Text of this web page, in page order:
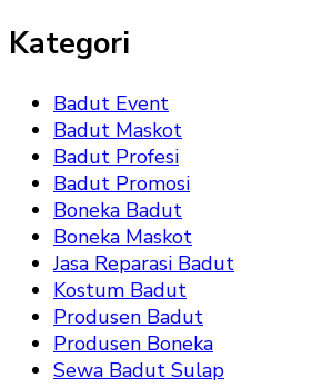
Kategori
Badut Event
Badut Maskot
Badut Profesi
Badut Promosi
Boneka Badut
Boneka Maskot
Jasa Reparasi Badut
Kostum Badut
Produsen Badut
Produsen Boneka
Sewa Badut Sulap